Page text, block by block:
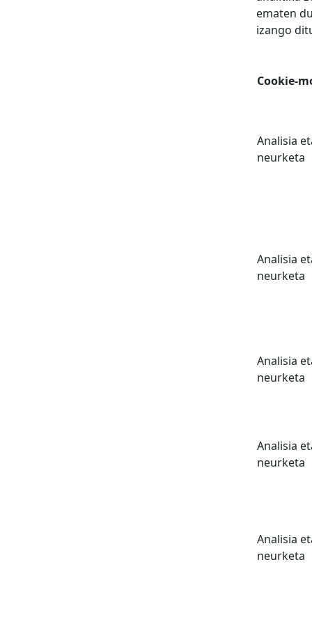
ematen
izango
Cookie-
Analisia
neurketa
Analisia
neurketa
Analisia
neurketa
Analisia
neurketa
Analisia
neurketa